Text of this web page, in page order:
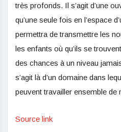
très profonds. Il s’agit d’une
qu’une seule fois en l’espace
permettra de transmettre les
les enfants où qu’ils se
des chances à un niveau
s’agit là d’un domaine dans
peuvent travailler ensemble de
Source link